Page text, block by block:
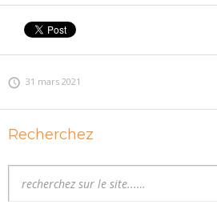
31 mars 2021
Recherchez